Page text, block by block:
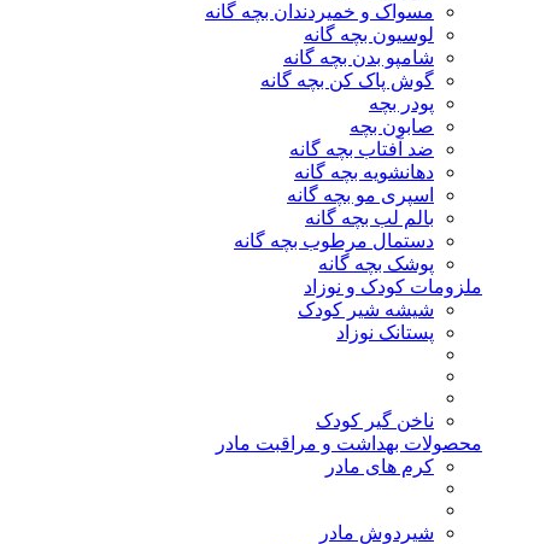
مسواک و خمیردندان بچه گانه
لوسیون بچه گانه
شامپو بدن بچه گانه
گوش پاک کن بچه گانه
پودر بچه
صابون بچه
ضد آفتاب بچه گانه
دهانشویه بچه گانه
اسپری مو بچه گانه
بالم لب بچه گانه
دستمال مرطوب بچه گانه
پوشک بچه گانه
ملزومات کودک و نوزاد
شیشه شیر کودک
پستانک نوزاد
ناخن گیر کودک
محصولات بهداشت و مراقبت مادر
کرم های مادر
شیردوش مادر